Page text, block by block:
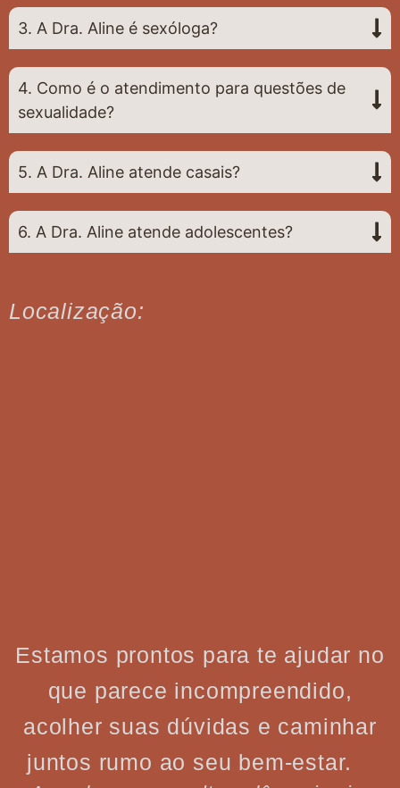
3. A Dra. Aline é sexóloga?
4. Como é o atendimento para questões de
sexualidade?
5. A Dra. Aline atende casais?
6. A Dra. Aline atende adolescentes?
Localização:
Estamos prontos para te ajudar no
que parece incompreendido,
acolher suas dúvidas e caminhar
juntos rumo ao seu bem-estar.